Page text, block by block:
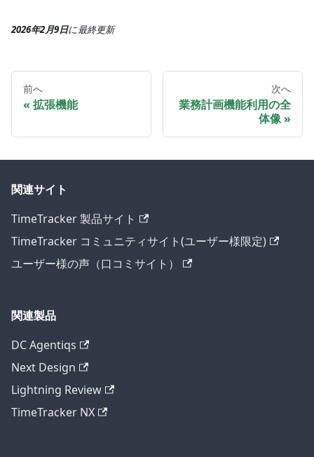
2026年2月9日に最終更新
前へ
拡張機能
次へ
業務計画機能利用の全
体像
関連サイト
TimeTracker 製品サイト
TimeTracker コミュニティサイト(ユーザー様限定)
ユーザー様の声（口コミサイト）
関連製品
DC Agentiqs
Next Design
Lightning Review
TimeTracker NX